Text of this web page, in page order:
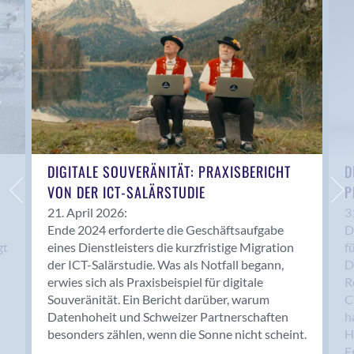
Anwil
Appenzell
Au SG
Baar
Baden
Balsthal
Balzers
Basel
Bassersdorf
Belp
Bendern
Benken (SG)
Bergdietikon
Berlin
Bern
Bern - Liebefeld
DIGITALE SOUVERÄNITÄT: PRAXISBERICHT
VON DER ICT-SALÄRSTUDIE
21. April 2026:
Ende 2024 erforderte die Geschäftsaufgabe
eines Dienstleisters die kurzfristige Migration
der ICT-Salärstudie. Was als Notfall begann,
erwies sich als Praxisbeispiel für digitale
Souveränität. Ein Bericht darüber, warum
Datenhoheit und Schweizer Partnerschaften
besonders zählen, wenn die Sonne nicht scheint.